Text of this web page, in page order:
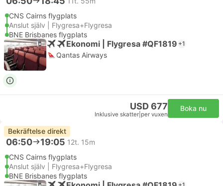
CNS Cairns flygplats
Anslut själv | Flygresa+Flygresa
BNE Brisbanes flygplats
Ekonomi | Flygresa #QF1819 +1
Qantas Airways
USD 677
Inklusive skatter per vuxen
Boka nu
Bekräftelse direkt
06:50 19:05 12t. 15m
CNS Cairns flygplats
Anslut själv | Flygresa+Flygresa
BNE Brisbanes flygplats